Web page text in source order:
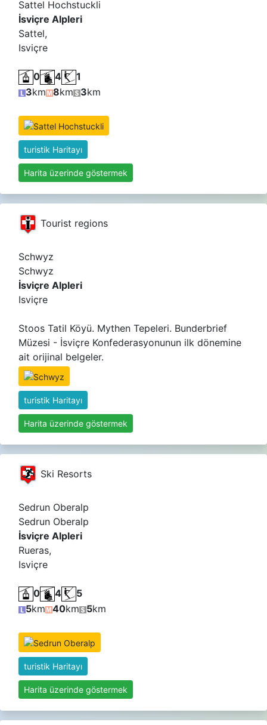
Sattel Hochstuckli
İsviçre Alpleri
Sattel,
Isviçre
0 4
1
3km 8km 3km
turistik Haritayı
Harita üzerinde göstermek
Tourist regions
Schwyz
Schwyz
İsviçre Alpleri
Isviçre
Stoos Tatil Köyü. Mythen Tepeleri. Bunderbrief
Müzesi - İsviçre Konfederasyonunun ilk dönemine
ait orijinal belgeler.
turistik Haritayı
Harita üzerinde göstermek
Ski Resorts
Sedrun Oberalp
Sedrun Oberalp
İsviçre Alpleri
Rueras,
Isviçre
0 4
5
5km 40km 5km
turistik Haritayı
Harita üzerinde göstermek